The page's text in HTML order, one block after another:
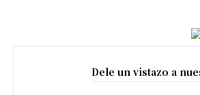
Dele un vistazo a